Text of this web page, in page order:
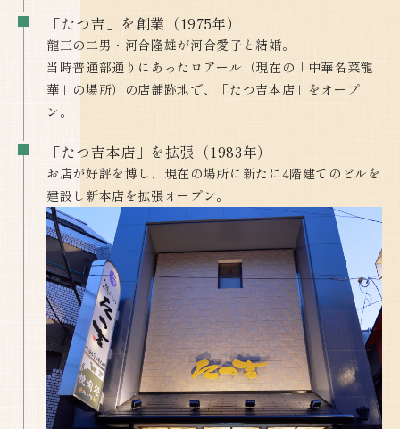
「たつ吉」を創業（1975年）
龍三の二男・河合隆雄が河合愛子と結婚。
当時普通部通りにあったロアール（現在の「中華名菜龍
華」の場所）の店舗跡地で、「たつ吉本店」をオープ
ン。
「たつ吉本店」を拡張（1983年）
お店が好評を博し、現在の場所に新たに4階建てのビルを
建設し新本店を拡張オープン。